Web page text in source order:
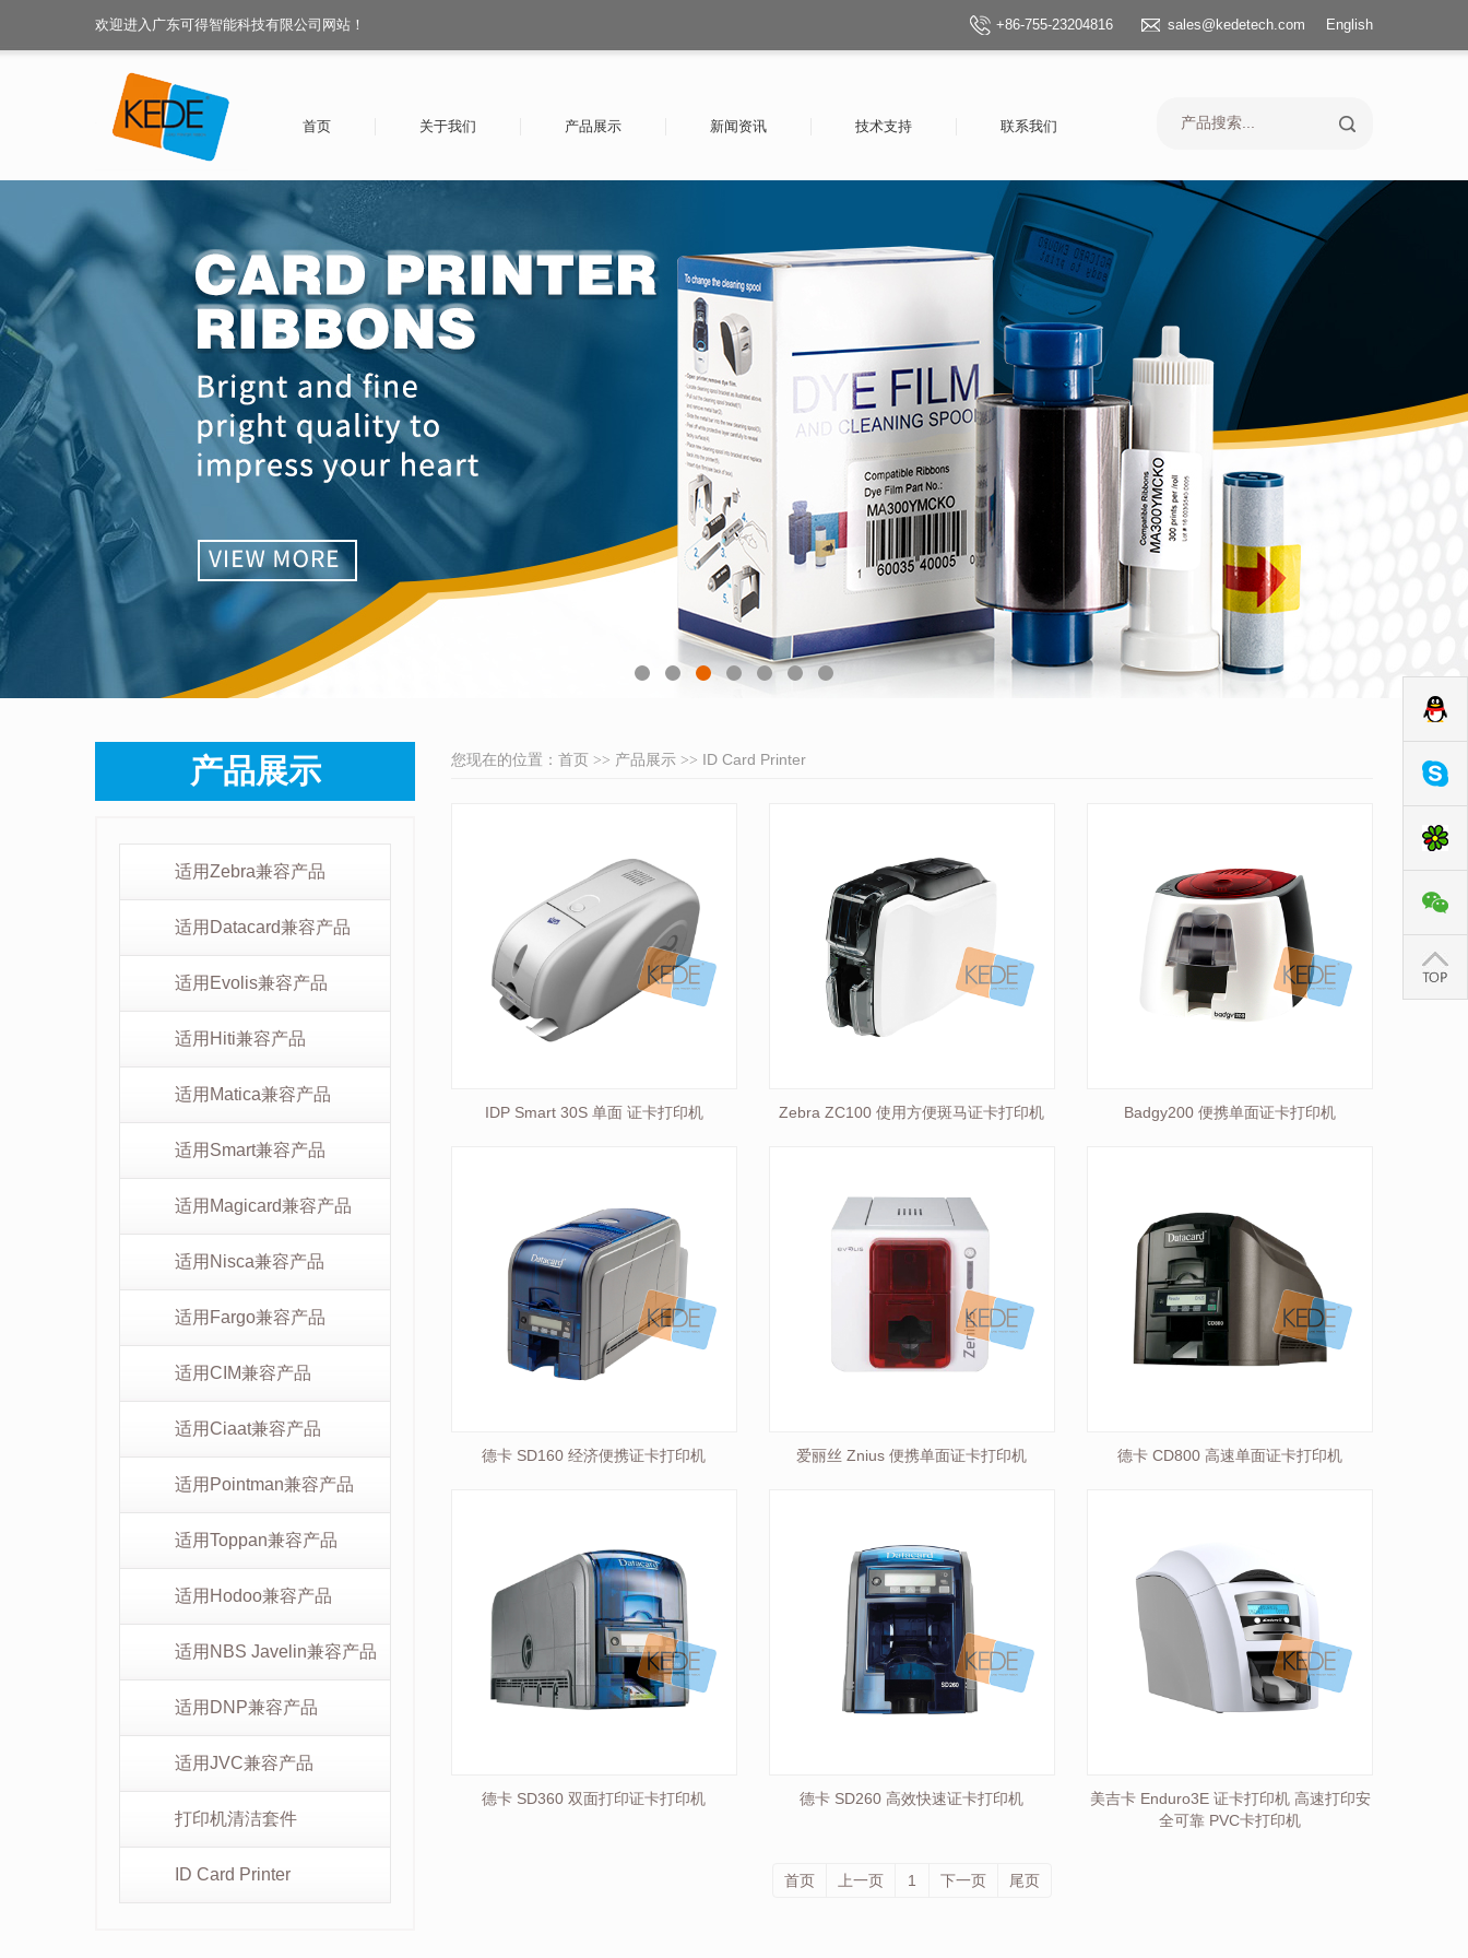
欢迎进入广东可得智能科技有限公司网站！ +86-755-23204816 sales@kedetech.com English
首页 关于我们 产品展示 新闻资讯 技术支持 联系我们
产品展示
适用Zebra兼容产品
适用Datacard兼容产品
适用Evolis兼容产品
适用Hiti兼容产品
适用Matica兼容产品
适用Smart兼容产品
适用Magicard兼容产品
适用Nisca兼容产品
适用Fargo兼容产品
适用CIM兼容产品
适用Ciaat兼容产品
适用Pointman兼容产品
适用Toppan兼容产品
适用Hodoo兼容产品
适用NBS Javelin兼容产品
适用DNP兼容产品
适用JVC兼容产品
打印机清洁套件
ID Card Printer
您现在的位置： 首页 产品展示 ID Card Printer
IDP Smart 30S 单面 证卡打印机 Zebra ZC100 使用方便斑马证卡打印机 Badgy200 便携单面证卡打印机
德卡 SD160 经济便携证卡打印机 爱丽丝 Znius 便携单面证卡打印机 德卡 CD800 高速单面证卡打印机
德卡 SD360 双面打印证卡打印机 德卡 SD260 高效快速证卡打印机
美吉卡 Enduro3E 证卡打印机 高速打印安
全可靠 PVC卡打印机
首页 上一页 1 下一页 尾页